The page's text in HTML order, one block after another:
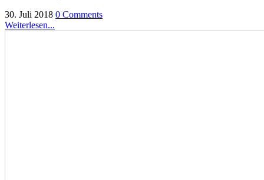
30. Juli 2018 0 Comments
Weiterlesen...